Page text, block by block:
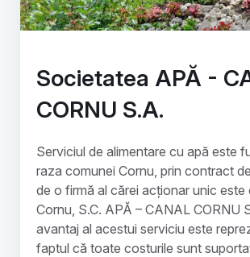
Societatea APĂ -
CORNU S.A.
Serviciul de alimentare cu apă este
raza comunei Cornu, prin contract
de o firmă al cărei acționar unic este
Cornu, S.C. APĂ – CANAL CORNU
avantaj al acestui serviciu este
faptul că toate costurile sunt